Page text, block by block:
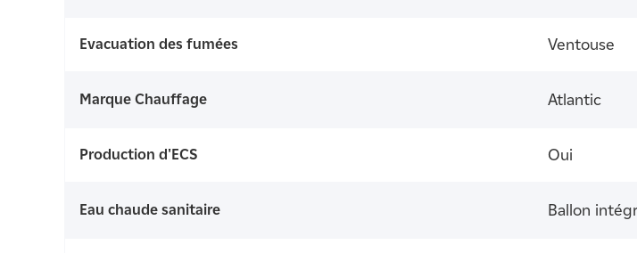
Evacuation des fumées Ventouse
Marque Chauffage Atlantic
Production d'ECS Oui
Eau chaude sanitaire Ballon